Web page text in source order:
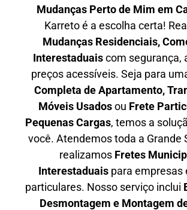
Mudanças Perto de Mim em
Karreto é a escolha certa!
Mudanças Residenciais,
Interestaduaiscom segurança,
preços acessíveis. Seja para
Completa de Apartamento,
Móveis Usadosou Frete
Pequenas Cargas, temos a
você. Atendemostoda a Grande
realizamos Fretes
Interestaduaispara empresas
particulares. Nosso serviço inclui
Desmontagem e Montagem